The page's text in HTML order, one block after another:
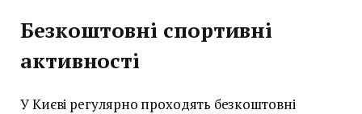
Безкоштовні спортивні
активності
У Києві регулярно проходять безкоштовні